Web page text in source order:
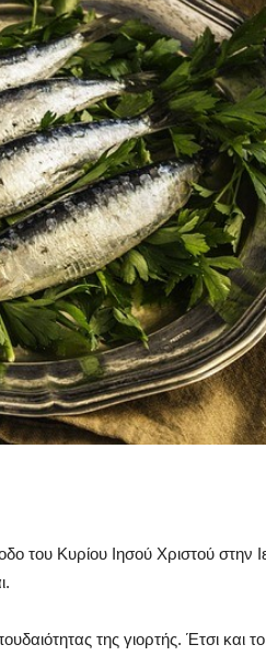
του Κυρίου Ιησού Χριστού στην
της γιορτής. Έτσι και το